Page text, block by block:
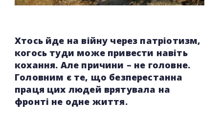
Хтось йде на війну через патріотизм,
когось туди може привести навіть
кохання. Але причини – не головне.
Головним є те, що безперестанна
праця цих людей врятувала на
фронті не одне життя.